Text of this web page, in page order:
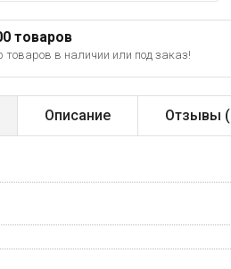
товаров
товаров в наличии или под заказ!
Описание Отзывы (